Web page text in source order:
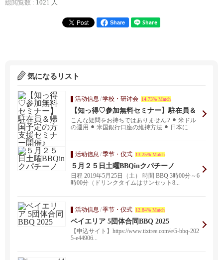
総閲覧数 : 1021 人
Share
気になるリスト
活动信息 /学校・研讨会 14.73% Match
【知っ得♡参加無料セミナー】駐在員＆
帰国予定の方支援セミナー開催♪
こんな疑問をお持ちではありません⁉︎ ⚫︎ 米ドル
の運用 ⚫︎ 米国銀行口座の維持方法 ⚫︎ 日本に...
活动信息 /季节・仪式 13.25% Match
５月２５日土曜BBQinクパチーノ
日程 2019年5月25日（土） 時間 BBQ 3時00分～6
時00分（ドリンクタイムはサンセット8...
活动信息 /季节・仪式 12.84% Match
ベイエリア 5団体合同BBQ 2025
【申込サイト】https://www.tixtree.com/e/5-bbq-202
5-e44906...